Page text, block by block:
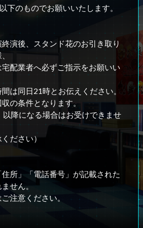
下のものでお願いいたします。
演後、スタンド花のお引き取り
配業者へ必ずご指示をお願いい
は同日21時とお伝えください。
の条件となります。
以降になる場合はお受けできませ
ださい）
所」「電話番号」が記載された
せん。
注意ください。